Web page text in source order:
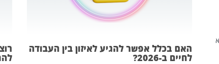
האם בכלל אפשר להגיע לאיזון בין העבודה
לחיים ב-2026?